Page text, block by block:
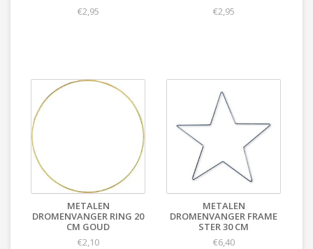
€2,95
€2,95
METALEN
DROMENVANGER RING 20
CM GOUD
€2,10
METALEN
DROMENVANGER FRAME
STER 30 CM
€6,40